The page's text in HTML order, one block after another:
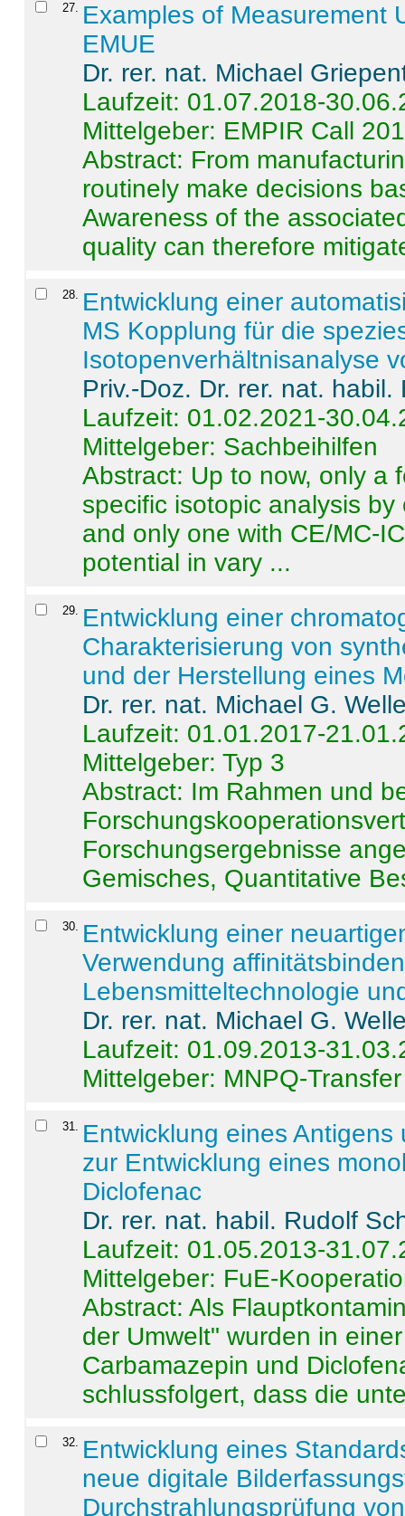
27. Examples of Measurement
EMUE
Dr. rer. nat. Michael
Laufzeit: 01.07.2018-
Mittelgeber: EMPIR Call
Abstract: From
routinely make decisions
Awareness of the
quality can therefore
28. Entwicklung einer
MS Kopplung für die
Isotopenverhältnisanalyse
Priv.-Doz. Dr. rer. nat.
Laufzeit: 01.02.2021-
Mittelgeber: Sachbeihilfen
Abstract: Up to now, only a
specific isotopic analysis
and only one with CE/MC-
potential in vary ...
29. Entwicklung einer
Charakterisierung von
und der Herstellung eines
Dr. rer. nat. Michael G.
Laufzeit: 01.01.2017-
Mittelgeber: Typ 3
Abstract: Im Rahmen und
Forschungsergebnisse
Gemisches, Quantitative
30. Entwicklung einer
Verwendung
Lebensmitteltechnologie
Dr. rer. nat. Michael G.
Laufzeit: 01.09.2013-
Mittelgeber: MNPQ-Transfer
31. Entwicklung eines
zur Entwicklung eines
Diclofenac
Dr. rer. nat. habil. Rudolf
Laufzeit: 01.05.2013-
Mittelgeber: FuE-
Abstract:Als
der Umwelt" wurden in
Carbamazepin und
schlussfolgert, dass die
32. Entwicklung eines
neue digitale
Durchstrahlungsprüfung